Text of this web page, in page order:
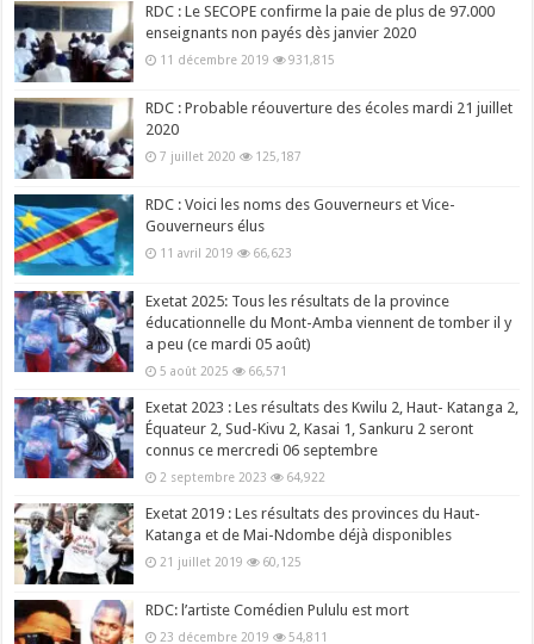
RDC : Le SECOPE confirme la paie de plus de 97.000
enseignants non payés dès janvier 2020
11 décembre 2019 931,815
RDC : Probable réouverture des écoles mardi 21 juillet
2020
7 juillet 2020 125,187
RDC : Voici les noms des Gouverneurs et Vice-
Gouverneurs élus
11 avril 2019 66,623
Exetat 2025: Tous les résultats de la province
éducationnelle du Mont-Amba viennent de tomber il y
a peu (ce mardi 05 août)
5 août 2025 66,571
Exetat 2023 : Les résultats des Kwilu 2, Haut- Katanga 2,
Équateur 2, Sud-Kivu 2, Kasai 1, Sankuru 2 seront
connus ce mercredi 06 septembre
2 septembre 2023 64,922
Exetat 2019 : Les résultats des provinces du Haut-
Katanga et de Mai-Ndombe déjà disponibles
21 juillet 2019 60,125
RDC: l’artiste Comédien Pululu est mort
23 décembre 2019 54,811